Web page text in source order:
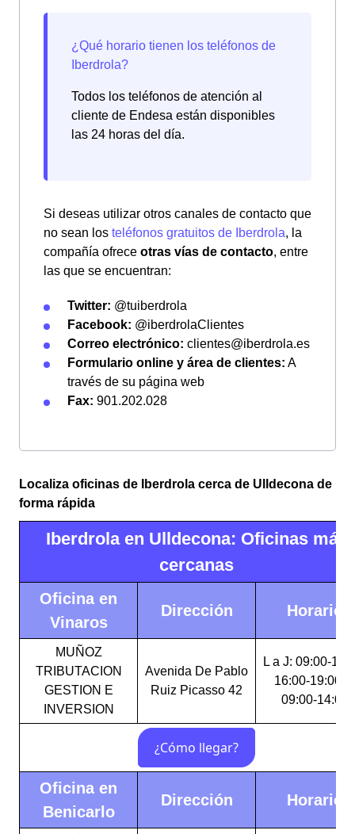
Todos los teléfonos de atención al
cliente de Endesa están disponibles
las 24 horas del día.
Si deseas utilizar otros canales de contacto que
no sean los teléfonos gratuitos de Iberdrola, la
compañía ofrece otras vías de contacto, entre
las que se encuentran:
Twitter: @tuiberdrola
Facebook: @iberdrolaClientes
Correo electrónico: clientes@iberdrola.es
Formulario online y área de clientes: A
través de su página web
Fax: 901.202.028
Localiza oficinas de Iberdrola cerca de Ulldecona de
forma rápida
Iberdrola en Ulldecona: Oficinas más
cercanas
Oficina en
Vinaros
Dirección Horario
MUÑOZ
TRIBUTACION
GESTION E
INVERSION
Avenida De Pablo
Ruiz Picasso 42
L a J: 09:00-
16:00-19:00 V:
09:00-14:00
Oficina en
Benicarlo
Dirección Horario